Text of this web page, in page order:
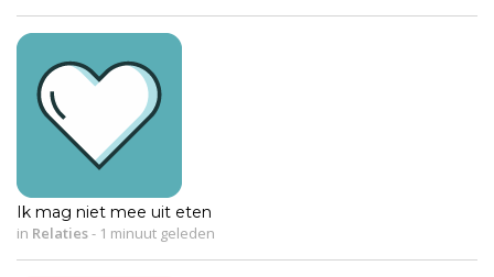
Ik mag niet mee uit eten
in Relaties- 1 minuut geleden